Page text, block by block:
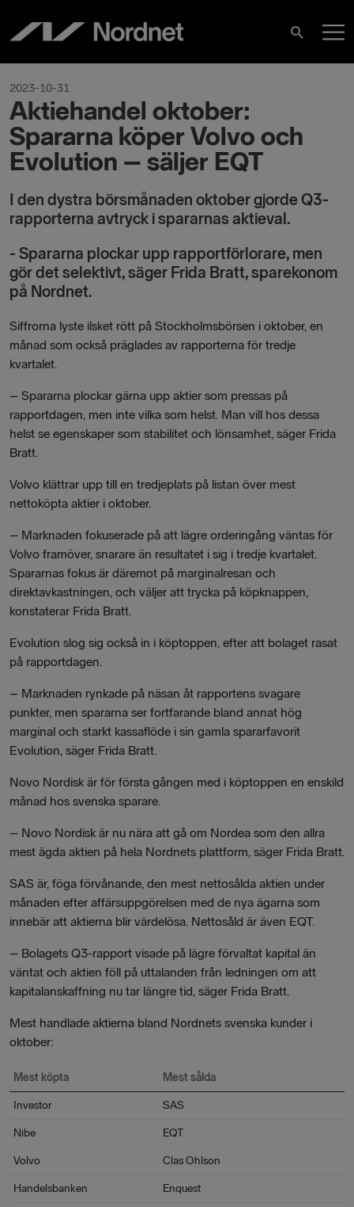
content
Search
2023-10-31
Aktiehandel oktober:
Spararna köper Volvo och
Evolution – säljer EQT
I den dystra börsmånaden oktober gjorde Q3-
rapporterna avtryck i spararnas aktieval.
- Spararna plockar upp rapportförlorare, men
gör det selektivt, säger Frida Bratt, sparekonom
på Nordnet.
Siffrorna lyste ilsket rött på Stockholmsbörsen i oktober, en
månad som också präglades av rapporterna för tredje
kvartalet.
– Spararna plockar gärna upp aktier som pressas på
rapportdagen, men inte vilka som helst. Man vill hos dessa
helst se egenskaper som stabilitet och lönsamhet, säger Frida
Bratt.
Volvo klättrar upp till en tredjeplats på listan över mest
nettoköpta aktier i oktober.
– Marknaden fokuserade på att lägre orderingång väntas för
Volvo framöver, snarare än resultatet i sig i tredje kvartalet.
Spararnas fokus är däremot på marginalresan och
direktavkastningen, och väljer att trycka på köpknappen,
konstaterar Frida Bratt.
Evolution slog sig också in i köptoppen, efter att bolaget rasat
på rapportdagen.
– Marknaden rynkade på näsan åt rapportens svagare
punkter, men spararna ser fortfarande bland annat hög
marginal och starkt kassaflöde i sin gamla spararfavorit
Evolution, säger Frida Bratt.
Novo Nordisk är för första gången med i köptoppen en enskild
månad hos svenska sparare.
– Novo Nordisk är nu nära att gå om Nordea som den allra
mest ägda aktien på hela Nordnets plattform, säger Frida Bratt.
SAS är, föga förvånande, den mest nettosålda aktien under
månaden efter affärsuppgörelsen med de nya ägarna som
innebär att aktierna blir värdelösa. Nettosåld är även EQT.
– Bolagets Q3-rapport visade på lägre förvaltat kapital än
väntat och aktien föll på uttalanden från ledningen om att
kapitalanskaffning nu tar längre tid, säger Frida Bratt.
Mest handlade aktierna bland Nordnets svenska kunder i
oktober:
Mest köpta Mest sålda
Investor SAS
Nibe EQT
Volvo Clas Ohlson
Handelsbanken Enquest